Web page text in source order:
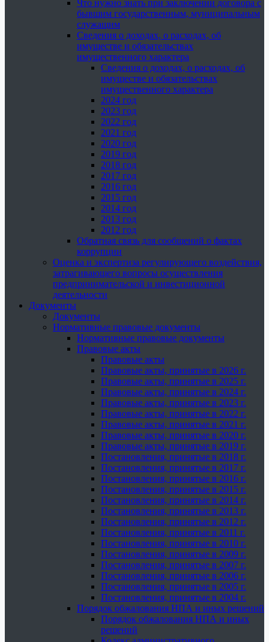
Что нужно знать при заключении договора с
бывшим государственным, муниципальным
служащим
Сведения о доходах, о расходах, об
имуществе и обязательствах
имущественного характера
Сведения о доходах, о расходах, об
имуществе и обязательствах
имущественного характера
2024 год
2023 год
2022 год
2021 год
2020 год
2019 год
2018 год
2017 год
2016 год
2015 год
2014 год
2013 год
2012 год
Обратная связь для сообщений о фактах
коррупции
Оценка и экспертиза регулирующего воздействия,
затрагивающего вопросы осуществления
предпринимательской и инвестиционной
деятельности
Документы
Документы
Нормативные правовые документы
Нормативные правовые документы
Правовые акты
Правовые акты
Правовые акты, принятые в 2026 г.
Правовые акты, принятые в 2025 г.
Правовые акты, принятые в 2024 г.
Правовые акты, принятые в 2023 г.
Правовые акты, принятые в 2022 г.
Правовые акты, принятые в 2021 г.
Правовые акты, принятые в 2020 г.
Правовые акты, принятые в 2019 г.
Постановления, принятые в 2018 г.
Постановления, принятые в 2017 г.
Постановления, принятые в 2016 г.
Постановления, принятые в 2015 г.
Постановления, принятые в 2014 г.
Постановления, принятые в 2013 г.
Постановления, принятые в 2012 г.
Постановления, принятые в 2011 г.
Постановления, принятые в 2010 г.
Постановления, принятые в 2009 г.
Постановления, принятые в 2007 г.
Постановления, принятые в 2006 г.
Постановления, принятые в 2005 г.
Постановления, принятые в 2004 г.
Порядок обжалования НПА и иных решений
Порядок обжалования НПА и иных
решений